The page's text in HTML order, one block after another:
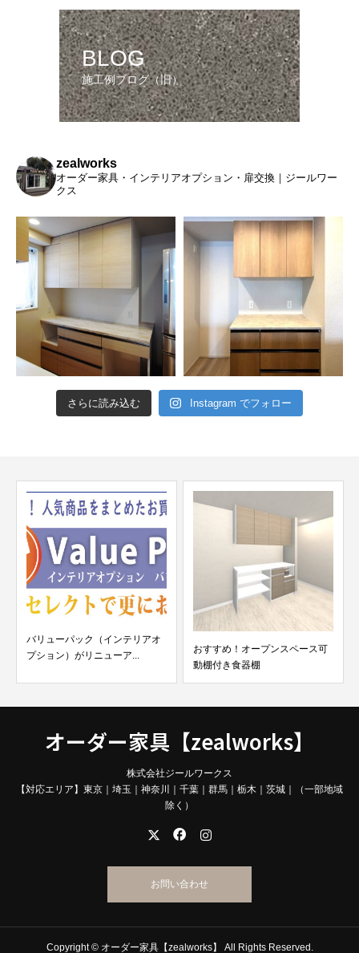
BLOG
施工例ブログ（旧）
zealworks
オーダー家具・インテリアオプション・扉交換｜ジールワー
クス
さらに読み込む Instagram でフォロー
バリューパック（インテリアオ
プション）がリニューア...
おすすめ！オープンスペース可
動棚付き食器棚
オーダー家具【zealworks】
株式会社ジールワークス
【対応エリア】東京｜埼玉｜神奈川｜千葉｜群馬｜栃木｜茨城｜（一部地域
除く）
お問い合わせ
Copyright © オーダー家具【zealworks】 All Rights Reserved.